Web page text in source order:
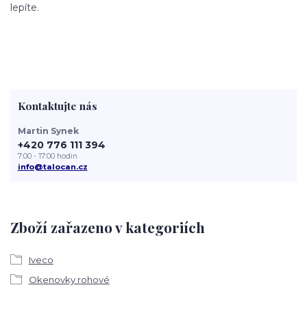
lepíte.
Zboží zařazeno v kategoriích
Iveco
Okenovky rohové
Kontaktujte nás
Martin Synek
+420 776 111 394
7:00 - 17:00 hodin
info@talocan.cz